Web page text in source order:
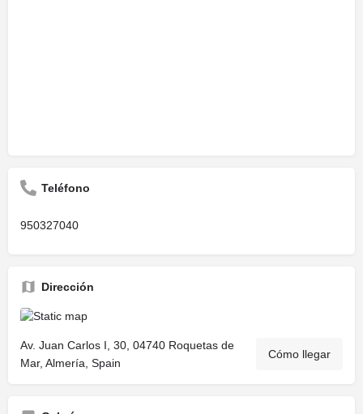
Teléfono
950327040
Dirección
Av. Juan Carlos I, 30, 04740 Roquetas de
Mar, Almería, Spain
Cómo llegar